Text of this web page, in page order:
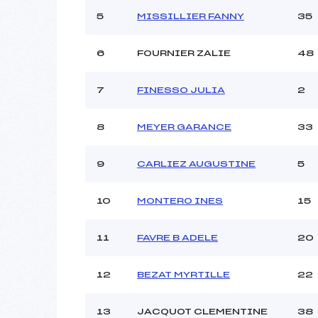
Ouvreurs D :
Catégorie :
5 MISSILLIER FANNY 35
6 FOURNIER ZALIE 48
7 FINESSO JULIA 2
8 MEYER GARANCE 33
9 CARLIEZ AUGUSTINE 5
10 MONTERO INES 15
11 FAVRE B ADELE 20
12 BEZAT MYRTILLE 22
13 JACQUOT CLEMENTINE 38